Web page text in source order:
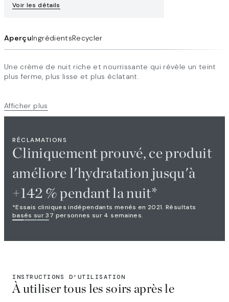
Voir les détails
AperçuIngrédientsRecycler
Une crème de nuit riche et nourrissante qui révèle un teint
plus ferme, plus lisse et plus éclatant.
Afficher plus
RÉCLAMATIONS
Cliniquement prouvé, ce produit
améliore l'hydratation jusqu'à
+142 % pendant la nuit*
*Essais cliniques indépendants menés en 2021. Résultats
basés sur 37 personnes sur 4 semaines.
INSTRUCTIONS D'UTILISATION
À utiliser tous les soirs après le